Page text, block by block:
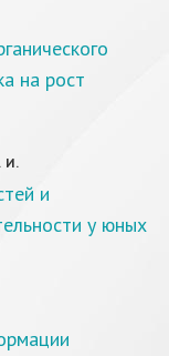
на рост
И.
и
у юных